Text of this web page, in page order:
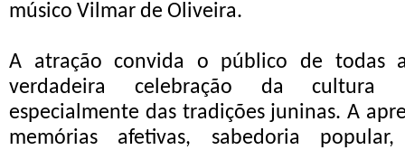
músico Vilmar de Oliveira.
A atração convida o público de todas
verdadeira celebração da cultura
especialmente das tradições juninas. A
memórias afetivas, sabedoria